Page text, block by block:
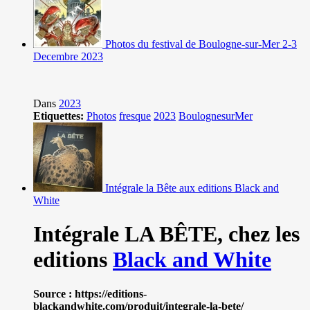
Photos du festival de Boulogne-sur-Mer 2-3
Decembre 2023
Dans 2023
Etiquettes: Photos fresque 2023 BoulognesurMer
Intégrale la Bête aux editions Black and
White
Intégrale LA BÊTE, chez les
editions Black and White
Source : https://editions-
blackandwhite.com/produit/integrale-la-bete/